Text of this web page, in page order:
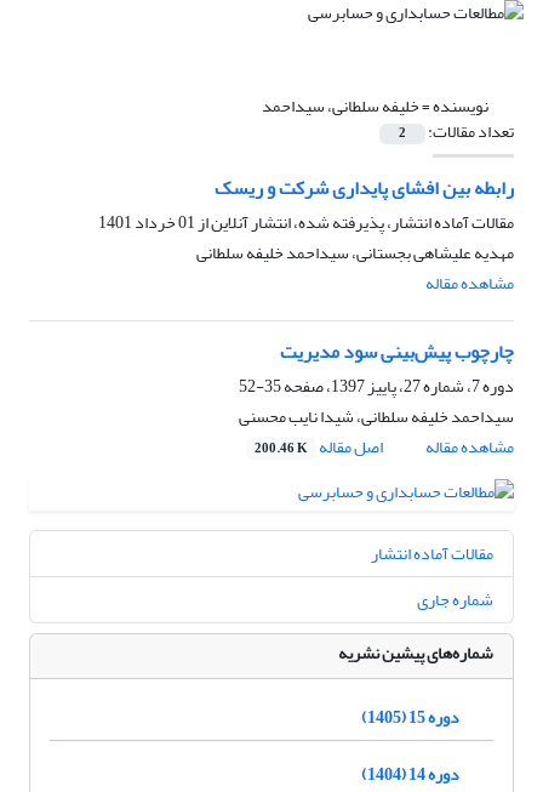
نویسنده =خلیفه سلطانی، سیداحمد
تعداد مقالات: 2
رابطه بین افشای پایداری شرکت و ریسک
مقالات آماده انتشار، پذیرفته شده، انتشار آنلاین از01 خرداد 1401
مهدیه علیشاهی بجستانی، سیداحمد خلیفه سلطانی
مشاهده مقاله
چارچوب پیش‌بینی‌ سود مدیریت
دوره 7، شماره 27، پاییز 1397، صفحه
35-52
سیداحمد خلیفه سلطانی، شیدا نایب محسنی
مشاهده مقاله
اصل مقاله 200.46 K
مقالات آماده انتشار
شماره جاری
شماره‌های پیشین نشریه
دوره 15 (1405)
دوره 14 (1404)